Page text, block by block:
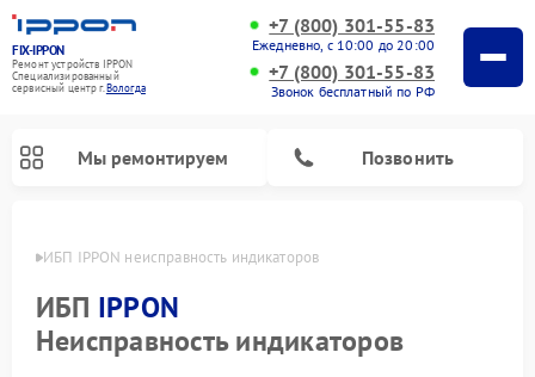
FIX-IPPON
Ремонт устройств IPPON
Специализированный
cервисный центр г.Вологда
+7 (800) 301-55-83
Ежедневно, с 10:00 до 20:00
+7 (800) 301-55-83
Звонок бесплатный по РФ
Мы ремонтируем Позвонить
ИБП IPPON неисправность индикаторов
ИБП IPPON
Неисправность индикаторов